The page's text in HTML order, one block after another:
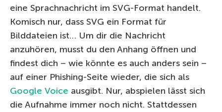
eine Sprachnachricht im SVG-Format handelt.
Komisch nur, dass SVG ein Format für
Bilddateien ist… Um dir die Nachricht
anzuhören, musst du den Anhang öffnen und
findest dich – wie könnte es auch anders sein –
auf einer Phishing-Seite wieder, die sich als
Google Voice ausgibt. Nur, abspielen lässt sich
die Aufnahme immer noch nicht. Stattdessen